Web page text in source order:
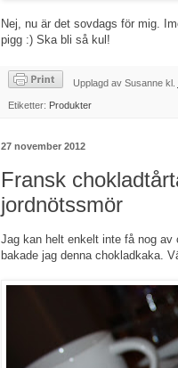
Nej, nu är det sovdags för mig.
pigg :) Ska bli så kul!
Upplagd av Susanne kl.
Etiketter: Produkter
27 november 2012
Fransk
jordnötssmör
Jag kan helt enkelt inte få nog av
bakade jag denna chokladkaka.